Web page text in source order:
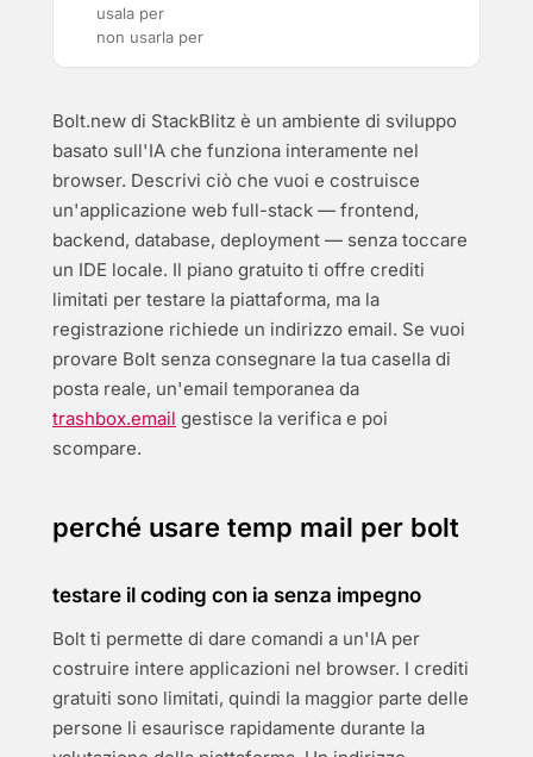
usala per
non usarla per
Bolt.new di StackBlitz è un ambiente di sviluppo
basato sull'IA che funziona interamente nel
browser. Descrivi ciò che vuoi e costruisce
un'applicazione web full-stack — frontend,
backend, database, deployment — senza toccare
un IDE locale. Il piano gratuito ti offre crediti
limitati per testare la piattaforma, ma la
registrazione richiede un indirizzo email. Se vuoi
provare Bolt senza consegnare la tua casella di
posta reale, un'email temporanea da
trashbox.email gestisce la verifica e poi
scompare.
perché usare temp mail per bolt
testare il coding con ia senza impegno
Bolt ti permette di dare comandi a un'IA per
costruire intere applicazioni nel browser. I crediti
gratuiti sono limitati, quindi la maggior parte delle
persone li esaurisce rapidamente durante la